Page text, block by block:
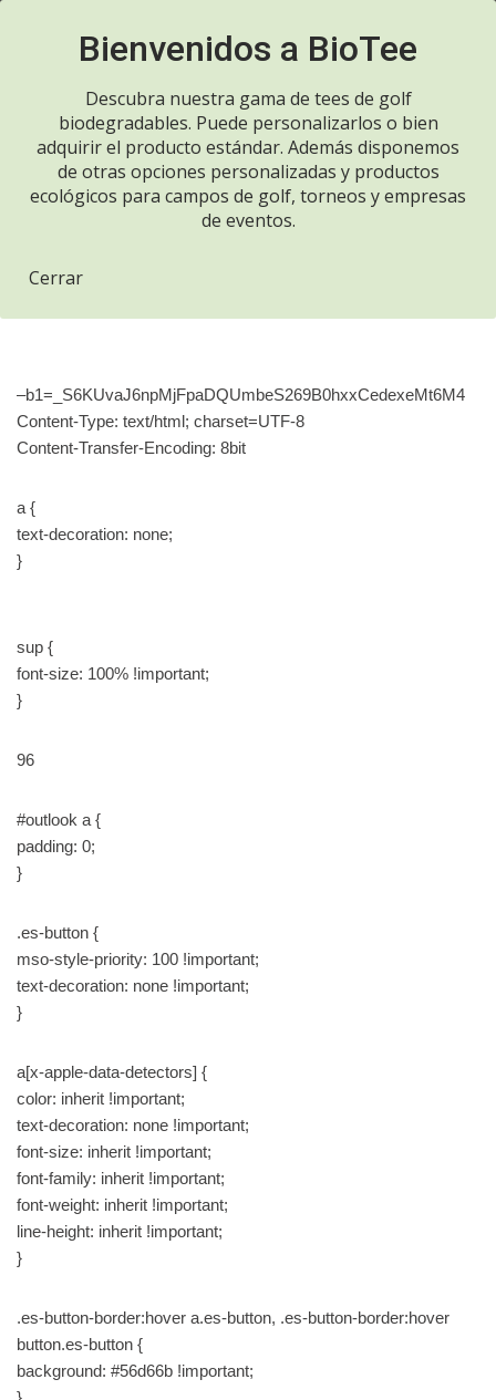
contenido
Inicio de sesión fallido
–b1=_S6KUvaJ6npMjFpaDQUmbeS269B0hxxCedexeMt6M4
Content-Type: text/html; charset=UTF-8
Content-Transfer-Encoding: 8bit
a {
text-decoration: none;
}
sup {
font-size: 100% !important;
}
96
#outlook a {
padding: 0;
}
.es-button {
mso-style-priority: 100 !important;
text-decoration: none !important;
}
a[x-apple-data-detectors] {
color: inherit !important;
text-decoration: none !important;
font-size: inherit !important;
font-family: inherit !important;
font-weight: inherit !important;
line-height: inherit !important;
}
.es-button-border:hover a.es-button, .es-button-border:hover
button.es-button {
background: #56d66b !important;
Descubra nuestra gama de tees de golf
biodegradables. Puede personalizarlos o bien
adquirir el producto estándar. Además disponemos
de otras opciones personalizadas y productos
ecológicos para campos de golf, torneos y empresas
de eventos.
Cerrar